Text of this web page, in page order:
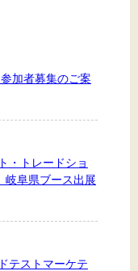
加者募集のご案
・トレードショ
岐阜県ブース出展
テストマーケテ